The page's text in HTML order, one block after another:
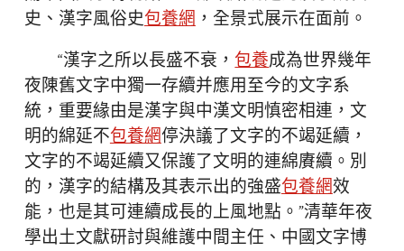
史、漢字風俗史包養網 ，全景式展示在面前。
“漢字之所以長盛不衰，包養成為世界幾年
夜陳舊文字中獨一存續并應用至今的文字系
統，重要緣由是漢字與中漢文明慎密相連，文
明的綿延不包養網停決議了文字的不竭延續，
文字的不竭延續又保護了文明的連綿賡續。別
的，漢字的結構及其表示出的強盛包養網效
能，也是其可連續成長的上風地點。”清華年夜
學出土文獻研討與維護中間主任、中國文字博